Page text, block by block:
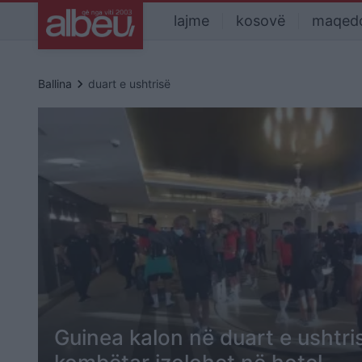
lajme kosovë
Ballina keyboard_arrow_right duart e ushtrisë
Guinea kalon në duart e